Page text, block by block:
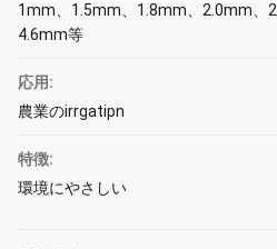
1mm、1.5mm、1.8mm、2.0mm、
4.6mm等
応用:
農業のirrgatipn
特徴:
環境にやさしい